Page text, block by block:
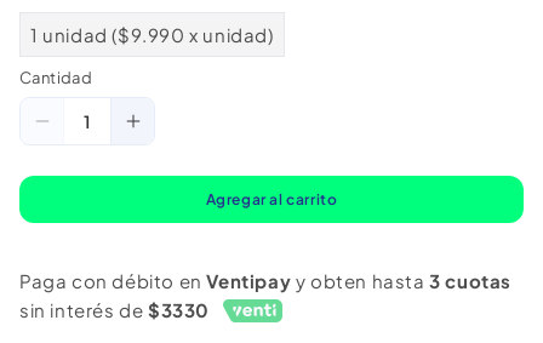
oferta
1 unidad ($9.990 x unidad)
Cantidad
Cantidad
Reducir
cantidad
Plegable
Ultra
Aumentar
cantidad
Plegable
Ultra
Agregar al carrito
Paga con débito enVentipay y obten hasta3 cuotas
sin interés de $3330